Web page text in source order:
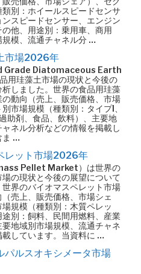
類別：ホイールスピードセンサ
スピードセンサー、エンジン
他、用途別：乗用車、商用
模、流通チャネル分 …
市場2026年
Grade Diatomaceous Earth
用珪藻土市場の現状と今後の
しました。世界の食品用珪藻
動向（売上、販売価格、市場
市場規模（種類別：タイプI、
助剤、食品、飲料）、主要地
ネル分析などの情報を掲載し
ま …
レット市場2026年
Pellet Market）は世界の
の現状と今後の展望について
界のバイオマスペレット市場
売上、販売価格、市場シェ
規模（種類別：木質ペレッ
途別：飼料、民間用燃料、産業
地域別市場規模、流通チャネ
載しています。当資料に …
パルスオキシメータ市場